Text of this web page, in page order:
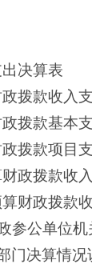
决算表
拨款收入
拨款基本
拨款项目
政拨款收
财政拨款
参公单位
门决算情况